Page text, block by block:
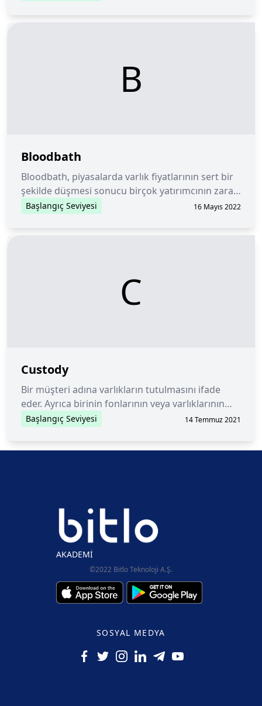
B
Bloodbath
Bloodbath, piyasalarda varlık fiyatlarının sert bir
şekilde düşmesi sonucu birçok yatırımcının zarar
etmesi durumudur.
Başlangıç Seviyesi 16 Mayıs 2022
C
Custody
Bir müşteri adına varlıkların tutulmasını ifade
eder. Ayrıca birinin fonlarının veya varlıklarının
mülkiyetine de atıfta bulunabilir.
Başlangıç Seviyesi 14 Temmuz 2021
AKADEMİ
©2022 Bitlo Teknoloji A.Ş.
SOSYAL MEDYA